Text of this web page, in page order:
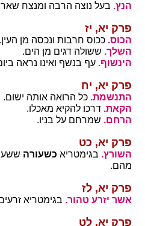
הנץ. בעל נוצה הרבה ומנצח שאר
פרק יא, יז
הכוס. ככוס חרבות ונכסה מן העין.
השלך. ששולה דגים מן הים.
הינשוף. עף בנשף ואינו נראה
פרק יא, יח
התנשמת. כל הרואה אותה ישום.
הקאת. דרכו להקיא מאכלו.
הרחם. שמרחם על בניו.
פרק יא, כט
השורץ. בגימטריא כשעורה
מהם.
פרק יא, לז
אשר יזרע טהור. בגימטריא
פרק יא, לט